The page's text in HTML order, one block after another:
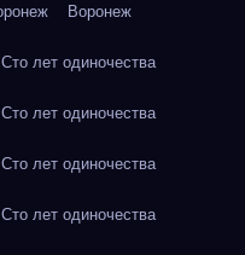
Воронеж
лет одиночества
лет одиночества
лет одиночества
лет одиночества